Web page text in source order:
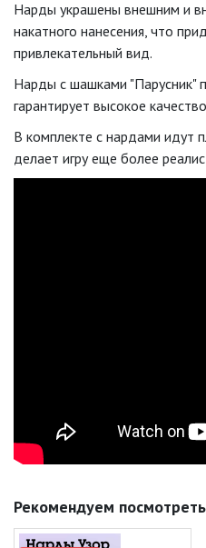
Нарды украшены внешним и
накатного нанесения, что
привлекательный вид.
Нарды с шашками "Парусник"
гарантирует высокое
В комплекте с нардами идут
делает игру еще более
Рекомендуем посмотреть